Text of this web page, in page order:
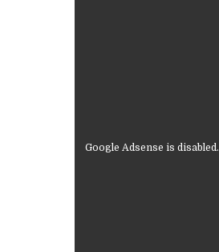
Google Adsense is disabled.